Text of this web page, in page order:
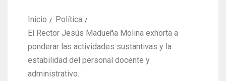
Inicio
Política
El Rector Jesús Madueña Molina exhorta a
ponderar las actividades sustantivas y la
estabilidad del personal docente y
administrativo.